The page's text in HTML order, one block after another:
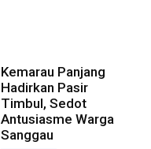
Kemarau Panjang
Hadirkan Pasir
Timbul, Sedot
Antusiasme Warga
Sanggau